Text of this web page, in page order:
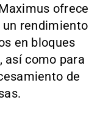
ofrece
rendimiento
en bloques
así como para
de